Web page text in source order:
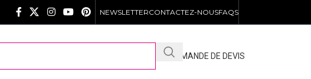
NEWSLETTERCONTACTEZ-NOUSFAQS
DEMANDE DE DEVIS